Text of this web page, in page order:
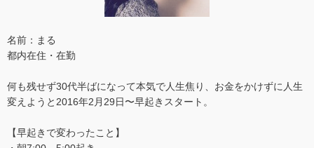
名前：まる
都内在住・在勤
何も残せず30代半ばになって本気で人生焦り、お金をかけずに人生
変えようと2016年2月29日〜早起きスタート。
【早起きで変わったこと】